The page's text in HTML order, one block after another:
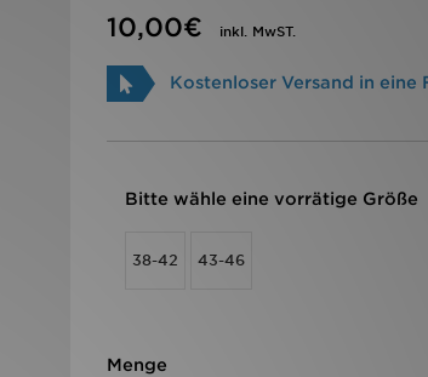
10,00€
inkl. MwST.
Kostenloser Versand in eine
Bitte wähle eine vorrätige Größe
38-42 43-46
Menge